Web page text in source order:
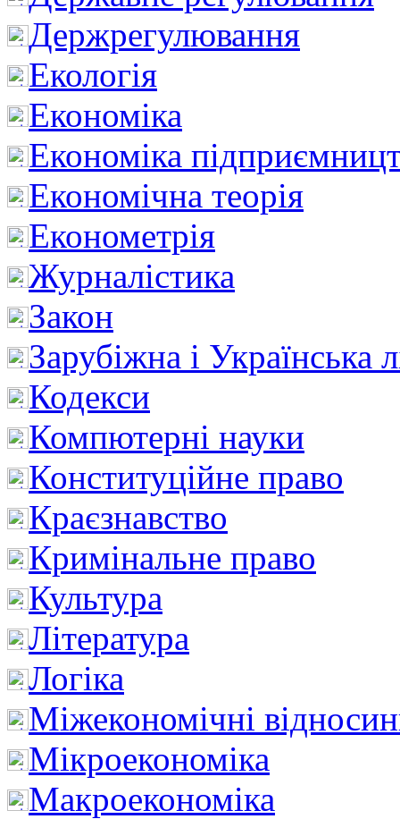
Держрегулювання
Екологія
Економіка
Економіка
Економічна теорія
Економетрія
Журналістика
Закон
Зарубіжна і Українська
Кодекси
Компютерні науки
Конституційне право
Краєзнавство
Кримінальне право
Культура
Література
Логіка
Міжекономічні
Мікроекономіка
Макроекономіка